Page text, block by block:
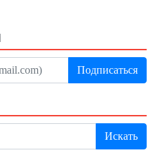
Подписаться
Искать